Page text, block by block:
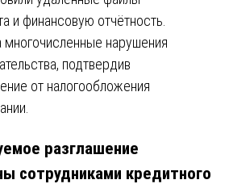
и финансовую отчётность.
многочисленные нарушения
подтвердив
от налогообложения
разглашение
сотрудниками кредитного